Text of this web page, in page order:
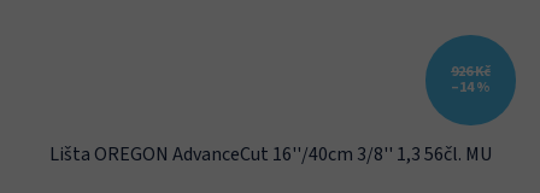
926 Kč
–14 %
Lišta OREGON AdvanceCut 16''/40cm 3/8'' 1,3 56čl. MU